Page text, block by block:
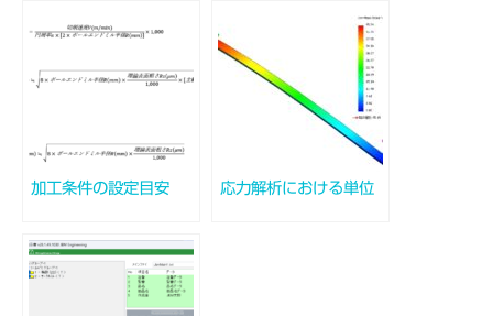
加工条件の設定目安 応力解析における単位